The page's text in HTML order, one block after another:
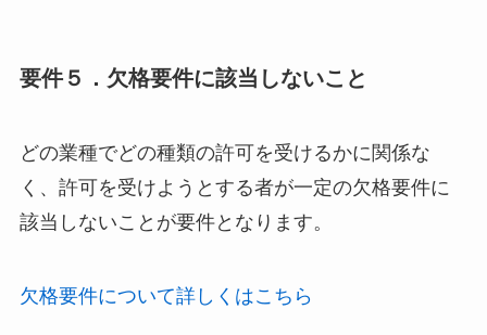
要件５．欠格要件に該当しないこと
どの業種でどの種類の許可を受けるかに関係な
く、許可を受けようとする者が一定の欠格要件に
該当しないことが要件となります。
欠格要件について詳しくはこちら